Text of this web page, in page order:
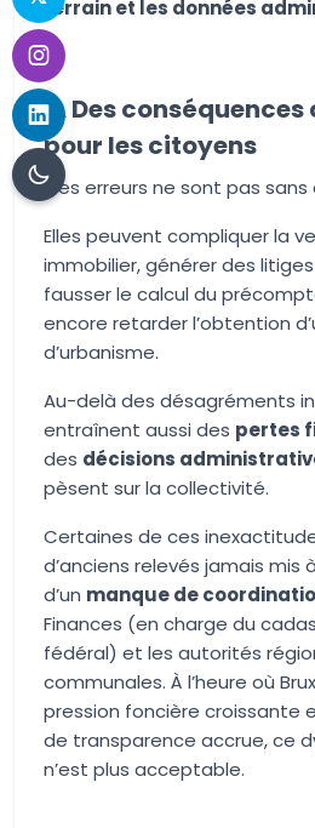
terrain et les données
⚠️ Des
pour les citoyens
Ces erreurs ne sont pas
Elles peuvent compliquer la
immobilier, générer des
fausser le calcul du
encore retarder l’obtention
d’urbanisme.
Au-delà des désagréments
entraînent aussi des pertes
des décisions
pèsent sur la collectivité.
Certaines de ces
d’anciens relevés jamais mis
d’un manque de
Finances (en charge du
fédéral) et les autorités
communales. À l’heure où
pression foncière croissante
de transparence accrue, ce
n’est plus acceptable.